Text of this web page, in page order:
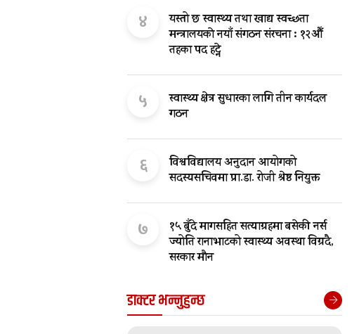
४
यस्तो छ स्वास्थ्य तथा खाद्य स्वच्छता
मन्त्रालयकाे नयाँ संगठन संरचना : १२औँ
तहका पद हट्ने
५
स्वास्थ्य क्षेत्र सुधारका लागि तीन कार्यदल
गठन
६
विश्वविद्यालय अनुदान आयोगको
सदस्यसचिवमा प्रा.डा. रोजी श्रेष्ठ नियुक्त
७
१५ बुँदे मागसहित सत्याग्रहमा बसेकी नर्स
ज्योति रानाभाटको स्वास्थ्य अवस्था विग्रदै,
सरकार मौन
डाक्टर भन्नुहुन्छ